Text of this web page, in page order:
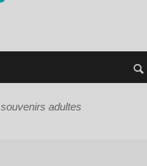
souvenirs adultes